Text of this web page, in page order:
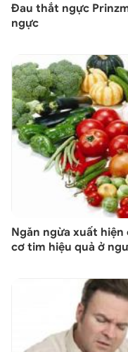
Đau thắt ngực
ngực
Ngăn ngừa xuất
cơ tim hiệu quả ở